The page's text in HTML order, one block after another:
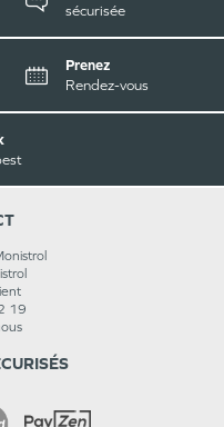
sécurisée
Prenez
Rendez-vous
19